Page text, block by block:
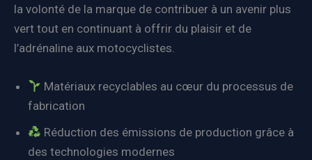
la volonté de la marque de contribuer à un avenir plus
vert tout en continuant à offrir du plaisir et de
l’adrénaline aux motocyclistes.
Matériaux recyclables au cœur du processus de
fabrication
Réduction des émissions de production grâce à
des technologies modernes